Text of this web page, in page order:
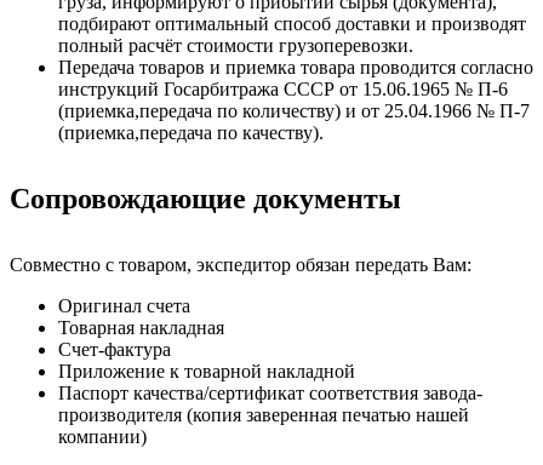
подбирают оптимальный способ доставки и производят
полный расчёт стоимости грузоперевозки.
Передача товаров и приемка товара проводится согласно
инструкций Госарбитража СССР от 15.06.1965 № П-6
(приемка,передача по количеству) и от 25.04.1966 № П-7
(приемка,передача по качеству).
Сопровождающие документы
Совместно с товаром, экспедитор обязан передать Вам:
Оригинал счета
Товарная накладная
Счет-фактура
Приложение к товарной накладной
Паспорт качества/сертификат соответствия завода-
производителя (копия заверенная печатью нашей
компании)